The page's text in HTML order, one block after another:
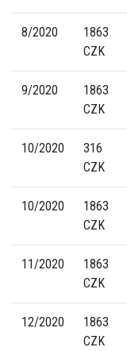
8/2020
1863
CZK
9/2020
1863
CZK
10/2020
316
CZK
10/2020
1863
CZK
11/2020
1863
CZK
12/2020
1863
CZK